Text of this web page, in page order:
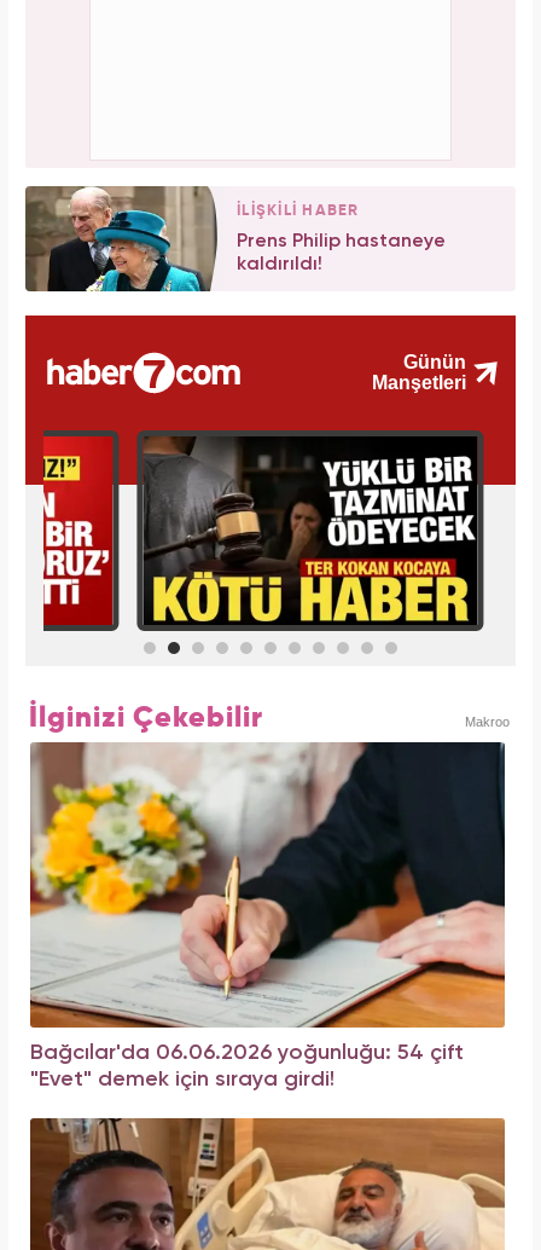
İLİŞKİLİ HABER
Prens Philip hastaneye
kaldırıldı!
İlginizi Çekebilir Makroo
Bağcılar'da 06.06.2026 yoğunluğu: 54 çift
"Evet" demek için sıraya girdi!